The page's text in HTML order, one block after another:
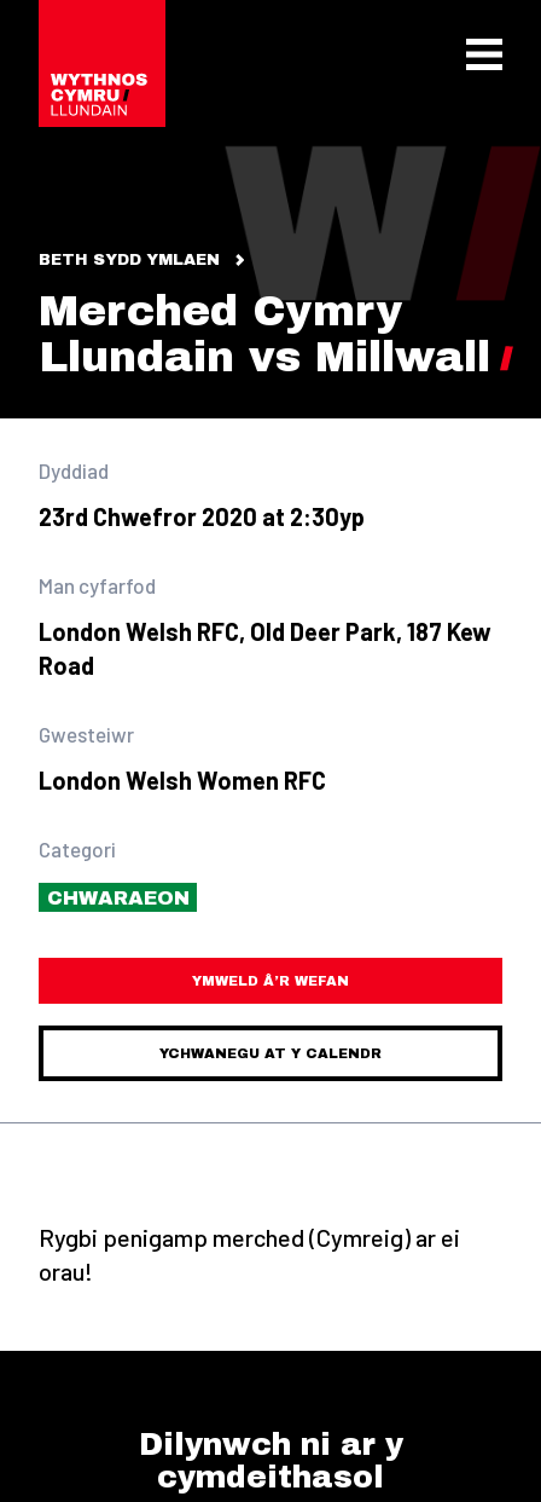
OPEN
BETH SYDD YMLAEN
Merched Cymry
Llundain vs Millwall
Dyddiad
23rd Chwefror 2020 at 2:30yp
Man cyfarfod
London Welsh RFC, Old Deer Park, 187 Kew
Road
Gwesteiwr
London Welsh Women RFC
Categori
CHWARAEON
YMWELD Â’R WEFAN
YCHWANEGU AT Y CALENDR
Rygbi penigamp merched (Cymreig) ar ei
orau!
Dilynwch ni ar y
cymdeithasol